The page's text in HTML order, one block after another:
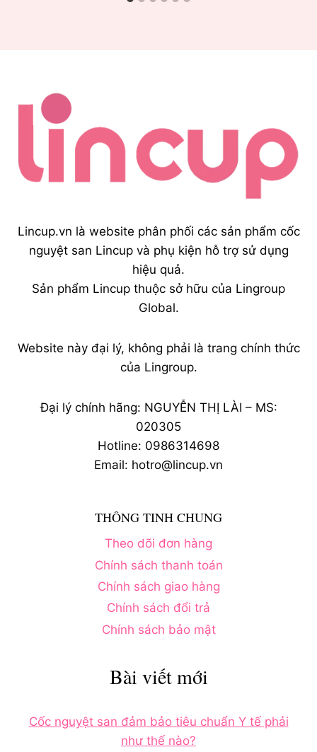
Lincup.vn là website phân phối các sản phẩm cốc
nguyệt san Lincup và phụ kiện hỗ trợ sử dụng
hiệu quả.
Sản phẩm Lincup thuộc sở hữu của Lingroup
Global.
Website này đại lý, không phải là trang chính thức
của Lingroup.
Đại lý chính hãng: NGUYỄN THỊ LÀI – MS:
020305
Hotline: 0986314698
Email: hotro@lincup.vn
THÔNG TINH CHUNG
Theo dõi đơn hàng
Chính sách thanh toán
Chính sách giao hàng
Chính sách đổi trả
Chính sách bảo mật
Bài viết mới
Cốc nguyệt san đảm bảo tiêu chuẩn Y tế phải
như thế nào?